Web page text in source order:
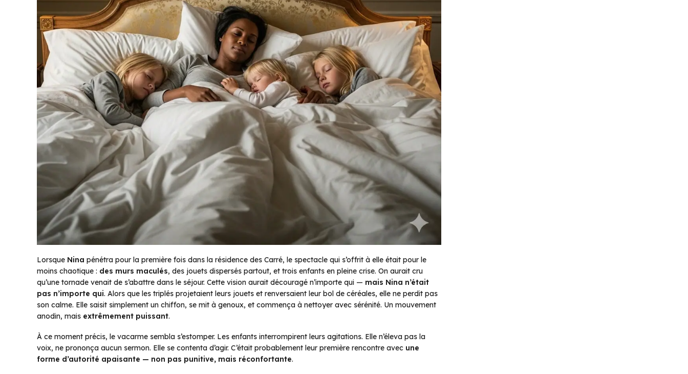
Lorsque Nina pénétra pour la première fois dans la résidence des Carré, le spectacle qui s’offrit à elle était pour le
moins chaotique : des murs maculés, des jouets dispersés partout, et trois enfants en pleine crise. On aurait cru
qu’une tornade venait de s’abattre dans le séjour. Cette vision aurait découragé n’importe qui — mais Nina n’était
pas n’importe qui. Alors que les triplés projetaient leurs jouets et renversaient leur bol de céréales, elle ne perdit pas
son calme. Elle saisit simplement un chiffon, se mit à genoux, et commença à nettoyer avec sérénité. Un mouvement
anodin, mais extrêmement puissant.
À ce moment précis, le vacarme sembla s’estomper. Les enfants interrompirent leurs agitations. Elle n’éleva pas la
voix, ne prononça aucun sermon. Elle se contenta d’agir. C’était probablement leur première rencontre avec une
forme d’autorité apaisante — non pas punitive, mais réconfortante.